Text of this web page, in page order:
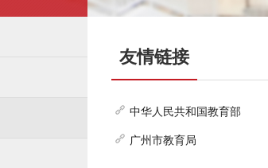
友情链接
中华人民共和国教育部
广州市教育局